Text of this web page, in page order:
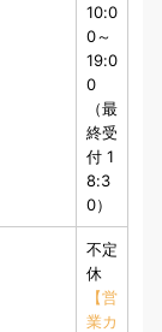
10:0
0～
19:0
0
（最
終受
付 1
8:3
0）
不定
休
【営
業カ